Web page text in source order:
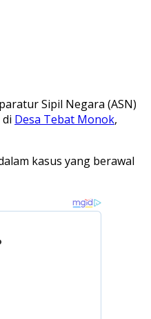
Sipil Negara (ASN)
Desa Tebat Monok,
kasus yang berawal